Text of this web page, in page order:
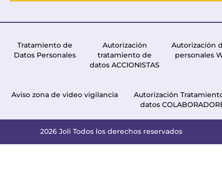
Tratamiento de
Datos Personales
Autorización
tratamiento de
datos ACCIONISTAS
Autorización
personales
Aviso zona de video vigilancia
Autorización
datos
2026 Joli Todos los derechos reservados